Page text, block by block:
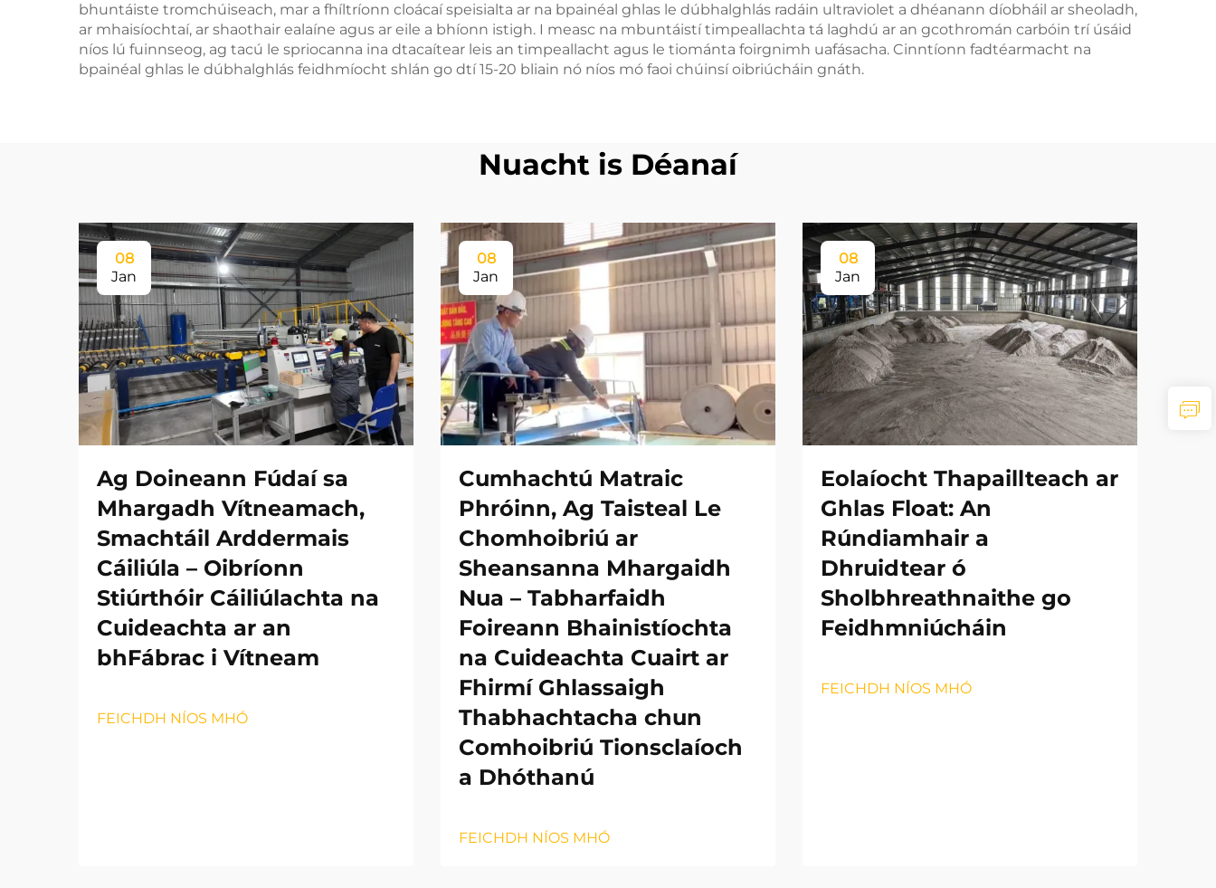
bhuntáiste tromchúiseach, mar a fhíltríonn cloácaí speisialta ar na bpainéal ghlas le dúbhalghlás radáin ultraviolet a dhéanann díobháil ar sheoladh,
ar mhaisíochtaí, ar shaothair ealaíne agus ar eile a bhíonn istigh. I measc na mbuntáistí timpeallachta tá laghdú ar an gcothromán carbóin trí úsáid
níos lú fuinnseog, ag tacú le spriocanna ina dtacaítear leis an timpeallacht agus le tiománta foirgnimh uafásacha. Cinntíonn fadtéarmacht na
bpainéal ghlas le dúbhalghlás feidhmíocht shlán go dtí 15-20 bliain nó níos mó faoi chúinsí oibriúcháin gnáth.
Nuacht is Déanaí
08
Jan
Ag Doineann Fúdaí sa
Mhargadh Vítneamach,
Smachtáil Arddermais
Cáiliúla – Oibríonn
Stiúrthóir Cáiliúlachta na
Cuideachta ar an
bhFábrac i Vítneam
FEICHDH NÍOS MHÓ
08
Jan
Cumhachtú Matraic
Phróinn, Ag Taisteal Le
Chomhoibriú ar
Sheansanna Mhargaidh
Nua – Tabharfaidh
Foireann Bhainistíochta
na Cuideachta Cuairt ar
Fhirmí Ghlassaigh
Thabhachtacha chun
Comhoibriú Tionsclaíoch
a Dhóthanú
FEICHDH NÍOS MHÓ
08
Jan
Eolaíocht Thapaillteach ar
Ghlas Float: An
Rúndiamhair a
Dhruidtear ó
Sholbhreathnaithe go
Feidhmniúcháin
FEICHDH NÍOS MHÓ